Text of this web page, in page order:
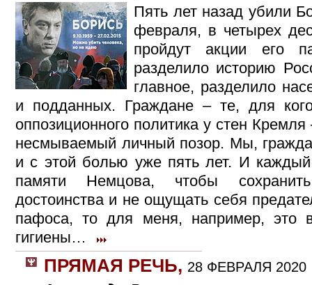
Пять лет назад убили
февраля, в четырех
пройдут акции его
разделило историю
главное, разделило
и подданных. Граждане – те, для кого
оппозиционного политика у стен
несмываемый личный позор. Мы,
и с этой болью уже пять лет. И
памяти Немцова, чтобы сохранить
достоинства и не ощущать себя
пафоса, то для меня, например, это
гигиены…
ПРЯМАЯ РЕЧЬ, 28 ФЕВРАЛЯ 2020